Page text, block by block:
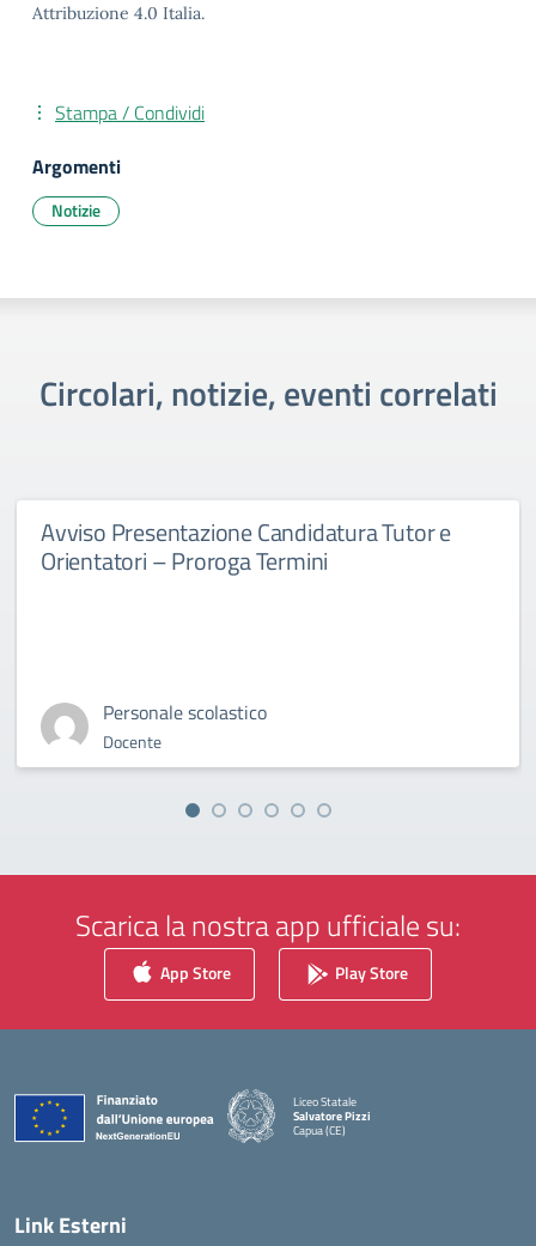
Attribuzione 4.0 Italia.
Stampa / Condividi
Argomenti
Notizie
Circolari, notizie, eventi correlati
Avviso Presentazione Candidatura Tutor e
Orientatori – Proroga Termini
Personale scolastico
Docente
Scarica la nostra app ufficiale su:
App Store Play Store
Liceo Statale
Salvatore Pizzi
Capua (CE)
— Visita la pagina iniziale della scuola
Link Esterni